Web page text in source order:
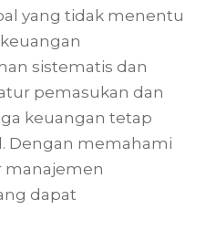
yang tidak menentu
sistematis dan
pemasukan dan
keuangan tetap
Dengan memahami
manajemen
dapat